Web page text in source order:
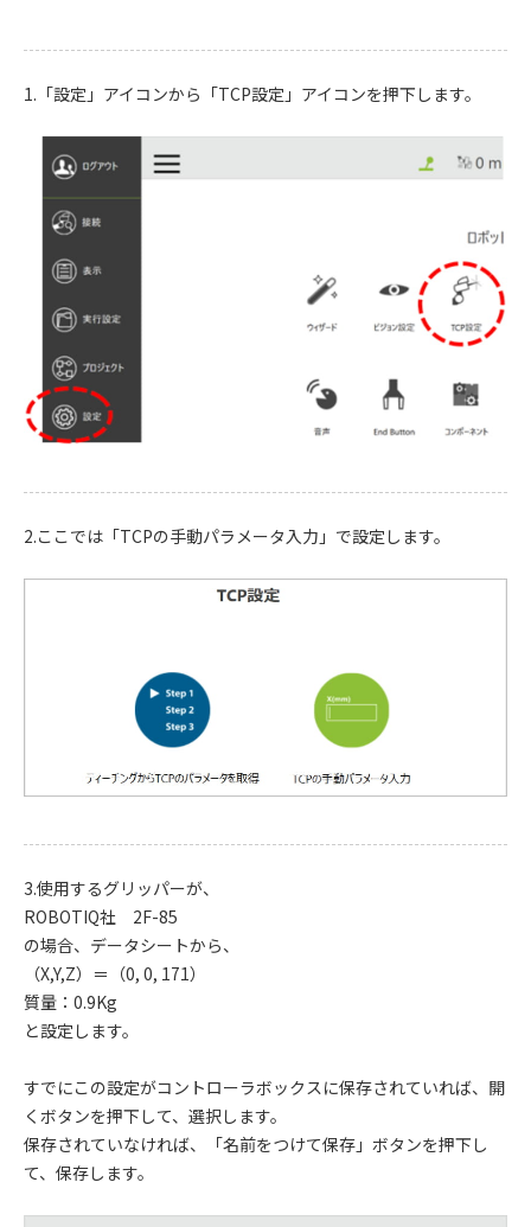
1.「設定」アイコンから「TCP設定」アイコンを押下します。
2.ここでは「TCPの手動パラメータ入力」で設定します。
3.使用するグリッパーが、
ROBOTIQ社 2F-85
の場合、データシートから、
（X,Y,Z）＝（0, 0, 171）
質量：0.9Kg
と設定します。
すでにこの設定がコントローラボックスに保存されていれば、開
くボタンを押下して、選択します。
保存されていなければ、「名前をつけて保存」ボタンを押下し
て、保存します。